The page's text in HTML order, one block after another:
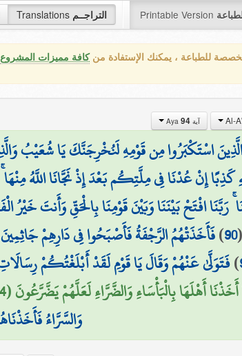
Translations التراجــم Printable Version
للطباعة ، يمكنك الإستفادة منكافة مميزات المشروع
آية Aya 94
اسْتَكْبَرُوا مِن قَوْمِهِ لَنُخْرِجَنَّكَ يَا شُعَيْبُ
كَذِبًا إِنْ عُدْنَا فِي مِلَّتِكُم بَعْدَ إِذْ نَجَّانَا اللَّهُ
رَبَّنَا افْتَحْ بَيْنَنَا وَبَيْنَ قَوْمِنَا بِالْحَقِّ وَأَنتَ خَيْرُ
(
90
)فَأَخَذَتْهُمُ الرَّجْفَةُ فَأَصْبَحُوا فِي دَارِهِمْ جَاثِمِينَ
)فَتَوَلَّىٰ عَنْهُمْ وَقَالَ يَا قَوْمِ لَقَدْ أَبْلَغْتُكُمْ
أَهْلَهَا بِالْبَأْسَاءِ وَالضَّرَّاءِ لَعَلَّهُمْ يَضَّرَّعُونَ (94)
وَالسَّرَّاءُ